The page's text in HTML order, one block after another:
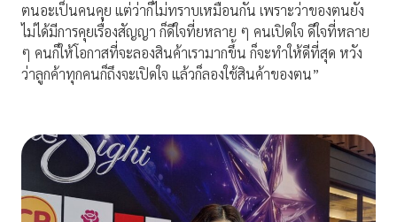
ตนอะเป็นคนคุย แต่ว่าก็ไม่ทราบเหมือนกัน เพราะว่าของตนยัง
ไม่ได้มีการคุยเรื่องสัญญา ก็ดีใจที่ยหลาย ๆ คนเปิดใจ ดีใจที่หลาย
ๆ คนก็ให้โอกาสที่จะลองสินค้าเรามากขึ้น ก็จะทำให้ดีที่สุด หวัง
ว่าลูกค้าทุกคนก็ถึงจะเปิดใจ แล้วก็ลองใช้สินค้าของตน”